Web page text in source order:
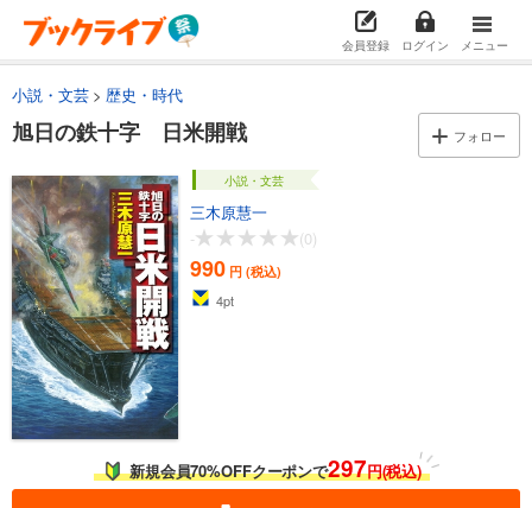
会員登録 ログイン メニュー
小説・文芸 歴史・時代
旭日の鉄十字 日米開戦 フォロー
小説・文芸
三木原慧一
-
(0)
990 円 (税込)
4pt
新規会員70%OFFクーポンで297円(税込)